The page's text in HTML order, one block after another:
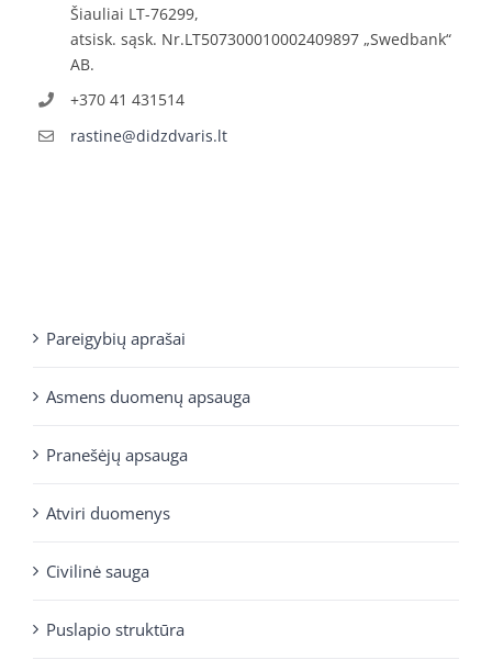
Šiauliai LT-76299,
atsisk. sąsk. Nr.LT507300010002409897 „Swedbank“
AB.
+370 41 431514
rastine@didzdvaris.lt
Pareigybių aprašai
Asmens duomenų apsauga
Pranešėjų apsauga
Atviri duomenys
Civilinė sauga
Puslapio struktūra